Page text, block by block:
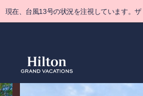
main
現在、台風13号の状況を注視しています。